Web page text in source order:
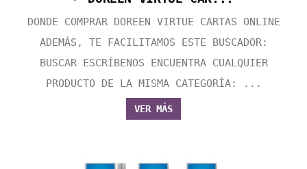
DONDE COMPRAR DOREEN VIRTUE CARTAS ONLINE
ADEMÁS, TE FACILITAMOS ESTE BUSCADOR:
BUSCAR ESCRÍBENOS ENCUENTRA CUALQUIER
PRODUCTO DE LA MISMA CATEGORÍA: ...
VER MÁS